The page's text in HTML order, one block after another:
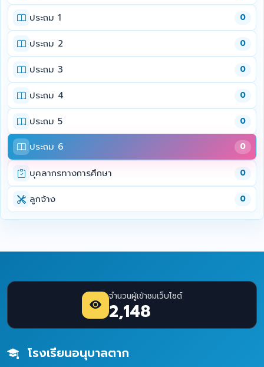
ประถม 1 0
ประถม 2 0
ประถม 3 0
ประถม 4 0
ประถม 5 0
ประถม 6 0
บุคลากรทางการศึกษา 0
ลูกจ้าง 0
จำนวนผู้เข้าชมเว็บไซต์
2,148
โรงเรียนอนุบาลตาก